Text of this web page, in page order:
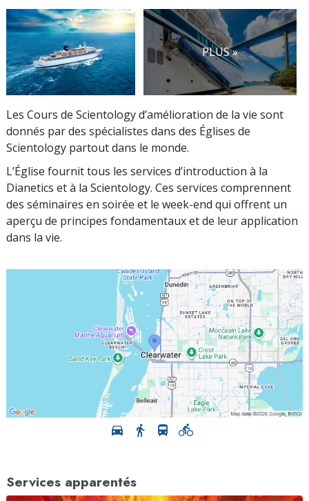
PLUS »
Les Cours de Scientology d’amélioration de la vie sont
donnés par des spécialistes dans des Églises de
Scientology partout dans le monde.
L’Église fournit tous les services d’introduction à la
Dianetics et à la Scientology. Ces services comprennent
des séminaires en soirée et le week-end qui offrent un
aperçu de principes fondamentaux et de leur application
dans la vie.
Services apparentés